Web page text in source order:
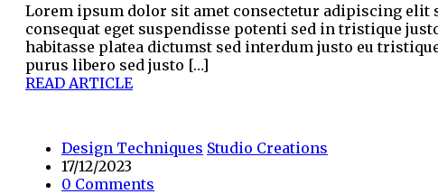
Lorem ipsum dolor sit amet consectetur adipiscing elit
consequat eget suspendisse potenti sed in tristique
habitasse platea dictumst sed interdum justo eu
purus libero sed justo […]
READ ARTICLE
Design Techniques Studio Creations
17/12/2023
0 Comments